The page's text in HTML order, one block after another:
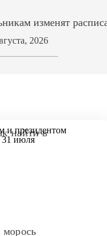
изменят
2026
найти в